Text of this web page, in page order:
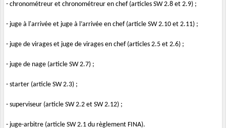
- chronométreur et chronométreur en chef (articles SW 2.8 et 2.9) ;
- juge à l'arrivée et juge à l’arrivée en chef (article SW 2.10 et 2.11) ;
- juge de virages et juge de virages en chef (articles 2.5 et 2.6) ;
- juge de nage (article SW 2.7) ;
- starter (article SW 2.3) ;
- superviseur (article SW 2.2 et SW 2.12) ;
- juge-arbitre (article SW 2.1 du règlement FINA).